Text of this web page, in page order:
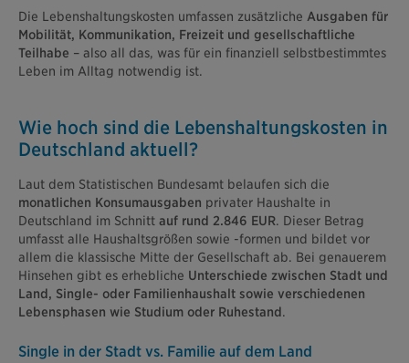
Die Lebenshaltungskosten umfassen zusätzliche Ausgaben für
Mobilität, Kommunikation, Freizeit und gesellschaftliche
Teilhabe – also all das, was für ein finanziell selbstbestimmtes
Leben im Alltag notwendig ist.
Wie hoch sind die Lebenshaltungskosten in
Deutschland aktuell?
Laut dem Statistischen Bundesamt belaufen sich die
monatlichen Konsumausgaben privater Haushalte in
Deutschland im Schnitt auf rund 2.846 EUR. Dieser Betrag
umfasst alle Haushaltsgrößen sowie -formen und bildet vor
allem die klassische Mitte der Gesellschaft ab. Bei genauerem
Hinsehen gibt es erhebliche Unterschiede zwischen Stadt und
Land, Single- oder Familienhaushalt sowie verschiedenen
Lebensphasen wie Studium oder Ruhestand.
Single in der Stadt vs. Familie auf dem Land